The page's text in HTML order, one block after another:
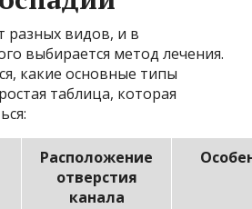
разных видов, и в
выбирается метод лечения.
какие основные типы
таблица, которая
Расположение
отверстия
канала